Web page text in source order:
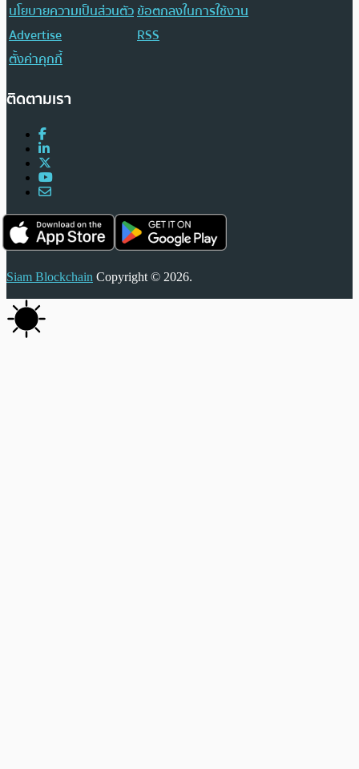
นโยบายความเป็นส่วนตัวข้อตกลงในการใช้งาน
Advertise
RSS
ตั้งค่าคุกกี้
ติดตามเรา
Siam Blockchain Copyright © 2026.